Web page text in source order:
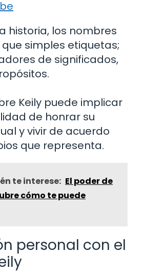
historia, los nombres
simples etiquetas;
de significados,
Keily puede implicar
de honrar su
y vivir de acuerdo
que representa.
te interese: El poder de
cómo te puede
personal con el